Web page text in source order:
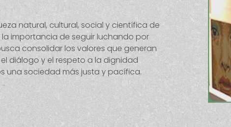
natural, cultural, social y científica de
importancia de seguir luchando por
consolidar los valores que generan
diálogo y el respeto a la dignidad
una sociedad más justa y pacífica.